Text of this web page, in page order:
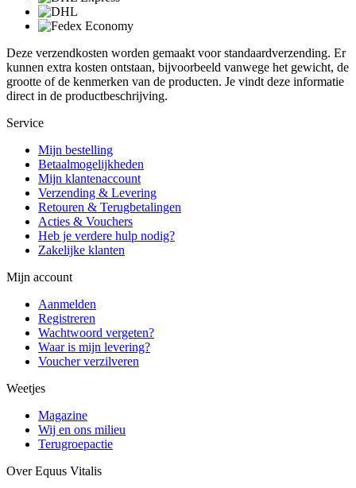
Deze verzendkosten worden gemaakt voor standaardverzending. Er
kunnen extra kosten ontstaan, bijvoorbeeld vanwege het gewicht, de
grootte of de kenmerken van de producten. Je vindt deze informatie
direct in de productbeschrijving.
Service
Mijn bestelling
Betaalmogelijkheden
Mijn klantenaccount
Verzending & Levering
Retouren & Terugbetalingen
Acties & Vouchers
Heb je verdere hulp nodig?
Zakelijke klanten
Mijn account
Aanmelden
Registreren
Wachtwoord vergeten?
Waar is mijn levering?
Voucher verzilveren
Weetjes
Magazine
Wij en ons milieu
Terugroepactie
Over Equus Vitalis